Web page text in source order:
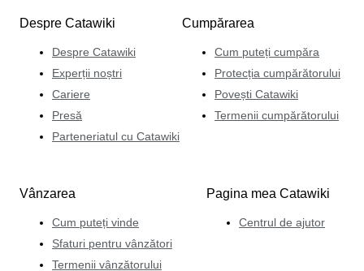
Despre Catawiki
Despre Catawiki
Experții noștri
Cariere
Presă
Parteneriatul cu Catawiki
Cumpărarea
Cum puteți cumpăra
Protecția cumpărătorului
Povești Catawiki
Termenii cumpărătorului
Vânzarea
Cum puteți vinde
Sfaturi pentru vânzători
Termenii vânzătorului
Pagina mea Catawiki
Centrul de ajutor